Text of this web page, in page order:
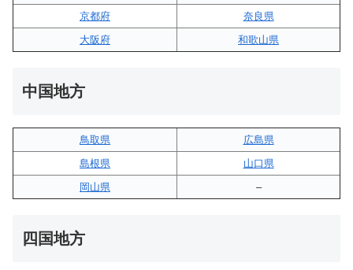
京都府
奈良県
大阪府
和歌山県
中国地方
鳥取県
広島県
島根県
山口県
岡山県
–
四国地方